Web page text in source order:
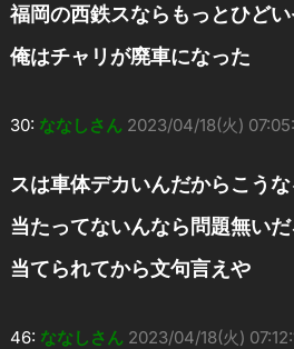
福岡の西鉄スならもっとひど
俺はチャリが廃車になった
30: ななしさん 2023/04/18(火)
スは車体デカいんだからこう
当たってないんなら問題無いだ
当てられてから文句言えや
46: ななしさん 2023/04/18(火)